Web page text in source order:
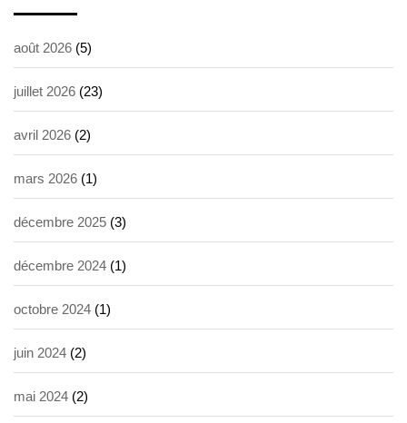
août 2026 (5)
juillet 2026 (23)
avril 2026 (2)
mars 2026 (1)
décembre 2025 (3)
décembre 2024 (1)
octobre 2024 (1)
juin 2024 (2)
mai 2024 (2)